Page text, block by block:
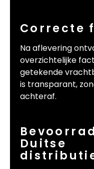
Correcte
Na aflevering
overzichtelijke
getekende
is transparant,
achteraf.
Duitse